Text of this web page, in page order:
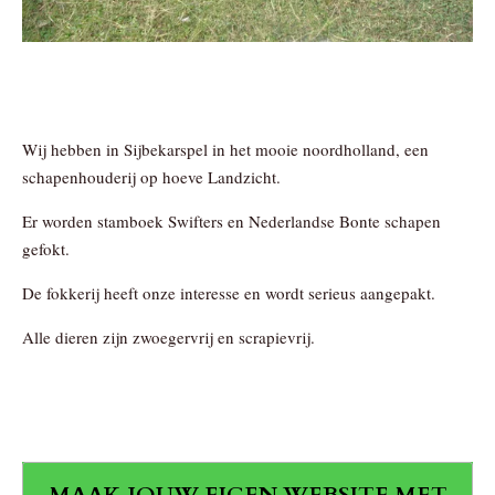
Wij hebben in Sijbekarspel in het mooie noordholland, een
schapenhouderij op hoeve Landzicht.
Er worden stamboek Swifters en Nederlandse Bonte schapen
gefokt.
De fokkerij heeft onze interesse en wordt serieus aangepakt.
Alle dieren zijn zwoegervrij en scrapievrij.